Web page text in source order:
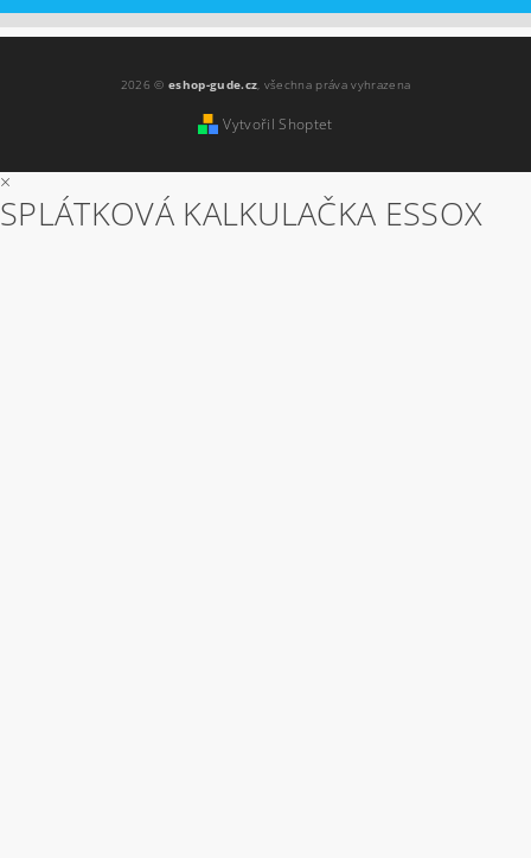
2026 ©eshop-gude.cz, všechna práva vyhrazena
Vytvořil Shoptet
×
SPLÁTKOVÁ KALKULAČKA ESSOX